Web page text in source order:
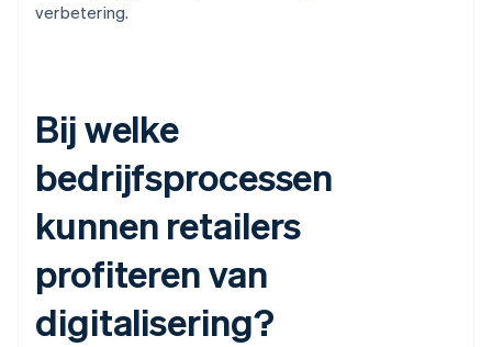
verbetering.
Bij welke
bedrijfsprocessen
kunnen retailers
profiteren van
digitalisering?